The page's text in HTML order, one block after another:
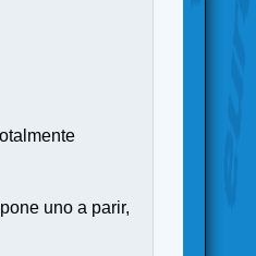
uno a parir,